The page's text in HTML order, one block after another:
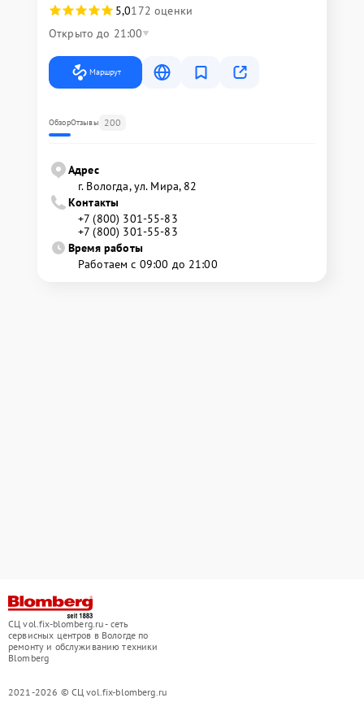
5,0172 оценки
Открыто до 21:00
Маршрут
ОбзорОтзывы 200
Адрес
г. Вологда, ул. Мира, 82
Контакты
+7 (800) 301-55-83
+7 (800) 301-55-83
Время работы
Работаем с 09:00 до 21:00
СЦ vol.fix-blomberg.ru - сеть
сервисных центров в Вологде по
ремонту и обслуживанию техники
Blomberg
2021-2026 © СЦ vol.fix-blomberg.ru